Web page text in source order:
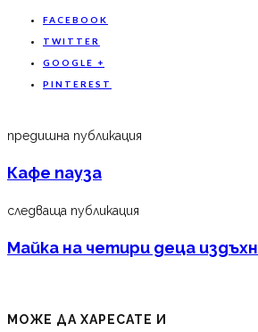
FACEBOOK
TWITTER
GOOGLE +
PINTEREST
предишна публикация
Кафе пауза
следваща публикация
Майка на четири деца
МОЖЕ ДА ХАРЕСАТЕ И